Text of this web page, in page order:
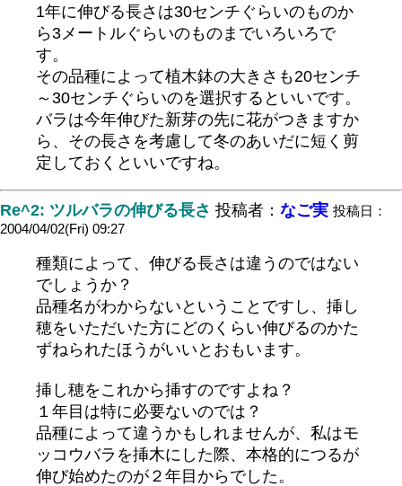
1年に伸びる長さは30センチぐらいのものか
ら3メートルぐらいのものまでいろいろで
す。
その品種によって植木鉢の大きさも20センチ
～30センチぐらいのを選択するといいです。
バラは今年伸びた新芽の先に花がつきますか
ら、その長さを考慮して冬のあいだに短く剪
定しておくといいですね。
Re^2: ツルバラの伸びる長さ 投稿者： なご実 投稿日：
2004/04/02(Fri) 09:27
種類によって、伸びる長さは違うのではない
でしょうか？
品種名がわからないということですし、挿し
穂をいただいた方にどのくらい伸びるのかた
ずねられたほうがいいとおもいます。
挿し穂をこれから挿すのですよね？
１年目は特に必要ないのでは？
品種によって違うかもしれませんが、私はモ
ッコウバラを挿木にした際、本格的につるが
伸び始めたのが２年目からでした。